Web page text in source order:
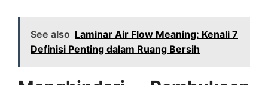
See also Laminar Air Flow Meaning: Kenali 7
Definisi Penting dalam Ruang Bersih